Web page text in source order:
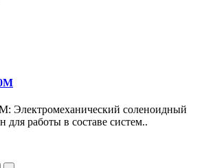
Электромеханический соленоидный
для работы в составе систем..